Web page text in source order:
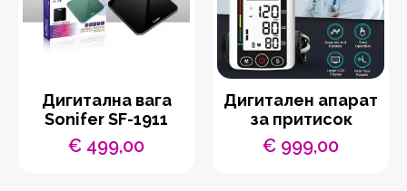
Дигитална вага
Sonifer SF-1911
€ 499,00
Дигитален апарат
за притисок
€ 999,00